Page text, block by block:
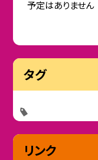
予定はありません
タグ
リンク